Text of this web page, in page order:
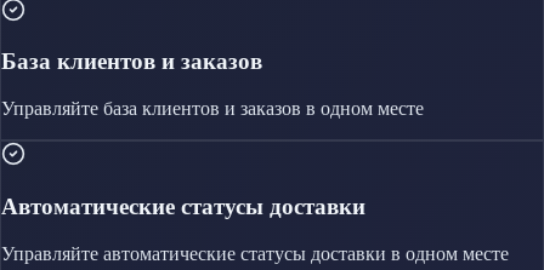
База клиентов и заказов
Управляйте база клиентов и заказов в одном месте
Автоматические статусы доставки
Управляйте автоматические статусы доставки в одном месте